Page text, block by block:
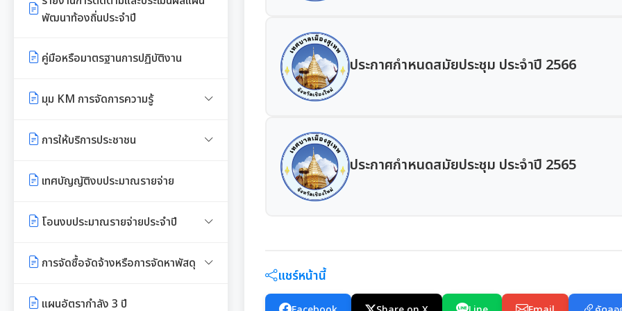
งานประจำปีรอบ 6 เดือน
พัฒนาท้องถิ่นประจำปี
คู่มือหรือมาตรฐานการปฏิบัติงาน
มุม KM การจัดการความรู้
มาตรฐานกำหนดตำแหน่ง
ก.อบต.
มติ ก.ท.จ.เชียงใหม่
การเลื่อนขั้นเงินเดือน
การให้บริการประชาชน
คู่มือหรือแนวทางการขอรับบริการ
ข้อมูลสถิติการให้บริการ
รายงานผลการสำรวจความพึงพอใจ
เทศบัญญัติงบประมาณรายจ่าย
โอนงบประมาณรายจ่ายประจำปี
โอนงบประมาณรายจ่ายประจำปี
การจัดซื้อจัดจ้างหรือการจัดหาพัสดุ
แผนการจัดซื้อจัดจ้างหรือแผนการ
แผนอัตรากำลัง 3 ปี
ประกาศกำหนดสมัยประชุม ประจำปี 2566
ประกาศกำหนดสมัยประชุม ประจำปี 2565
แชร์หน้านี้